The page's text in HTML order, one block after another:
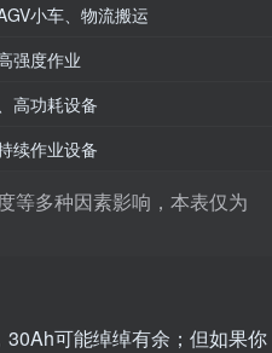
小车、物流搬运
强度作业
高功耗设备
续作业设备
等多种因素影响，本表仅为
30Ah可能绰绰有余；但如果你